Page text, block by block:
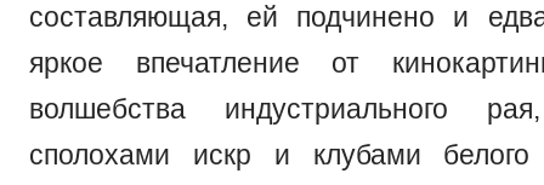
составляющая, ей подчинено и
яркое впечатление от
волшебства индустриального
сполохами искр и клубами